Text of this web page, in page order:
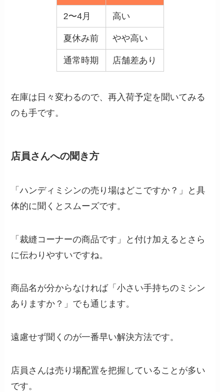
2〜4月 高い
夏休み前 やや高い
通常時期 店舗差あり
在庫は日々変わるので、再入荷予定を聞いてみる
のも手です。
店員さんへの聞き方
「ハンディミシンの売り場はどこですか？」と具
体的に聞くとスムーズです。
「裁縫コーナーの商品です」と付け加えるとさら
に伝わりやすいですね。
商品名が分からなければ「小さい手持ちのミシン
ありますか？」でも通じます。
遠慮せず聞くのが一番早い解決方法です。
店員さんは売り場配置を把握していることが多い
です。